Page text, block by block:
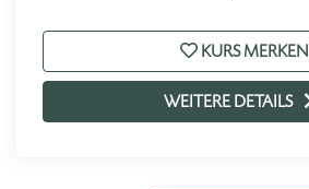
KURS MERKEN
WEITERE DETAILS